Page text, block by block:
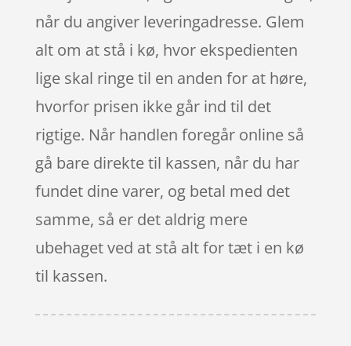
når du angiver leveringadresse. Glem
alt om at stå i kø, hvor ekspedienten
lige skal ringe til en anden for at høre,
hvorfor prisen ikke går ind til det
rigtige. Når handlen foregår online så
gå bare direkte til kassen, når du har
fundet dine varer, og betal med det
samme, så er det aldrig mere
ubehaget ved at stå alt for tæt i en kø
til kassen.